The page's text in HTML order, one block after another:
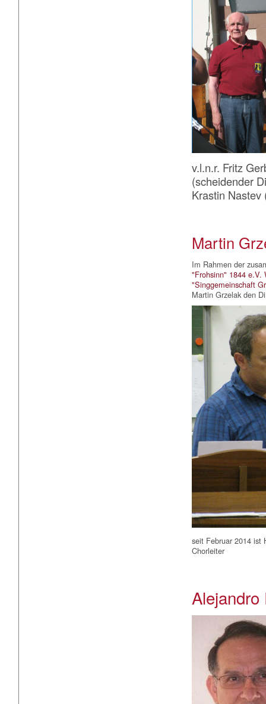
v.l.n.r. Fritz
(scheidender
Krastin Nastev
Martin
Im Rahmen der
"Frohsinn" 1844 e.V.
"Singgemeinschaft
Martin Grzelak den
seit Februar 2014 ist
Chorleiter
Alejandro